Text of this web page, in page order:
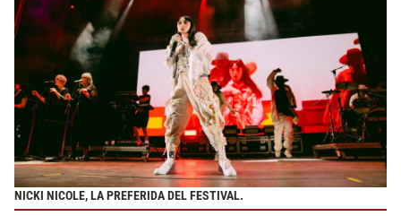
NICKI NICOLE, LA PREFERIDA DEL FESTIVAL.